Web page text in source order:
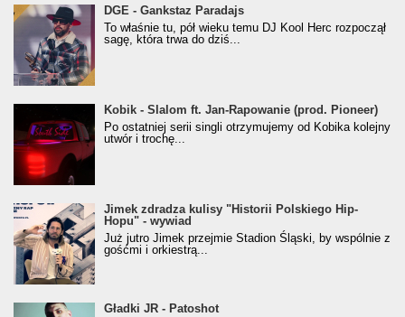
donGURALesko z nagrodą za
Klasyczny/Trueschoolowy Album Roku
(Popkillery 2023)
DGE - Gankstaz Paradajs
To właśnie tu, pół wieku temu DJ Kool Herc rozpoczął
sagę, która trwa do dziś...
Kobik - Slalom ft. Jan-Rapowanie (prod. Pioneer)
[Official Music Visualiser]
Kobik - Slalom ft. Jan-Rapowanie (prod. Pioneer)
Po ostatniej serii singli otrzymujemy od Kobika kolejny
utwór i trochę...
Jimek zdradza kulisy "Historii Polskiego Hip-
Hopu" - wywiad
Jimek zdradza kulisy "Historii Polskiego Hip-
Hopu" - wywiad
Już jutro Jimek przejmie Stadion Śląski, by wspólnie z
gośćmi i orkiestrą...
Gładki JR - Patoshot
Gładki JR - Patoshot